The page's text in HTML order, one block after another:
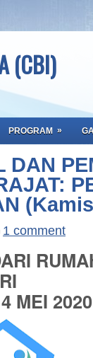
(CBI)
PROGRAM »
DAN
1 comment
RI
MEI 2020